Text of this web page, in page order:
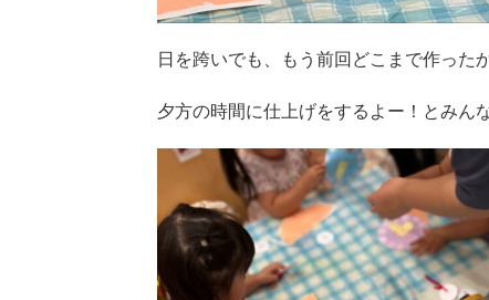
日を跨いでも、もう前回どこまで作った
夕方の時間に仕上げをするよー！とみん